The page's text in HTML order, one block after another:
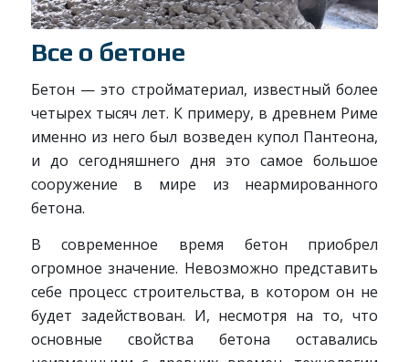
Все о бетоне
Бетон — это стройматериал, известный более
четырех тысяч лет. К примеру, в древнем Риме
именно из него был возведен купол Пантеона,
и до сегодняшнего дня это самое большое
сооружение в мире из неармированного
бетона.
В современное время бетон приобрел
огромное значение. Невозможно представить
себе процесс строительства, в котором он не
будет задействован. И, несмотря на то, что
основные свойства бетона оставались